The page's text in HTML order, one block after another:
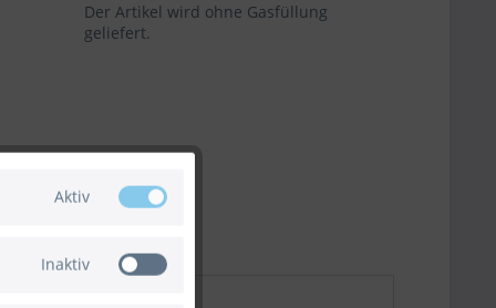
Der Artikel wird ohne Gasfüllung
geliefert.
Aktiv
Inaktiv